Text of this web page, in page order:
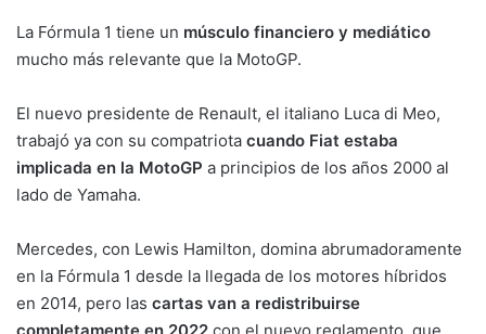
La Fórmula 1 tiene un músculo financiero y mediático
mucho más relevante que la MotoGP.
El nuevo presidente de Renault, el italiano Luca di Meo,
trabajó ya con su compatriota cuando Fiat estaba
implicada en la MotoGP a principios de los años 2000 al
lado de Yamaha.
Mercedes, con Lewis Hamilton, domina abrumadoramente
en la Fórmula 1 desde la llegada de los motores híbridos
en 2014, pero las cartas van a redistribuirse
completamente en 2022 con el nuevo reglamento, que